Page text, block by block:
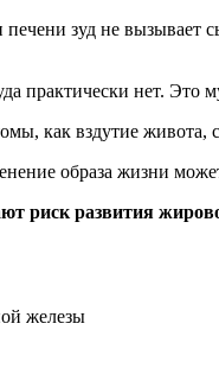
зуд не вызывает
практически нет. Это
как вздутие живота,
образа жизни
развития
железы